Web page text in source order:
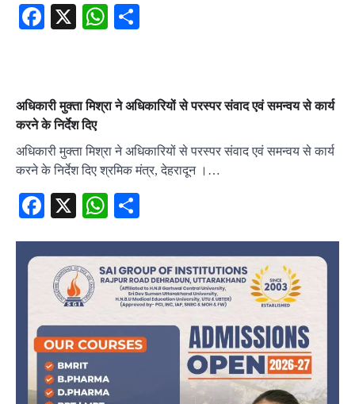
Facebook
X WhatsApp
अधिकारी मुक्ता मिश्रा ने अधिकारियों से परस्पर संवाद एवं समन्वय से कार्य
करने के निर्देश दिए
अधिकारी मुक्ता मिश्रा ने अधिकारियों से परस्पर संवाद एवं समन्वय से कार्य
करने के निर्देश दिए श्रमिक मंत्र, देहरादून ।…
Facebook
X WhatsApp